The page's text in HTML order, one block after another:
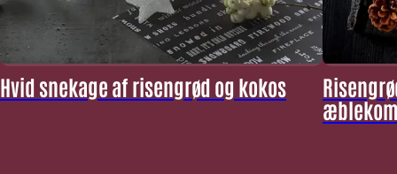
Hvid snekage af risengrød og kokos